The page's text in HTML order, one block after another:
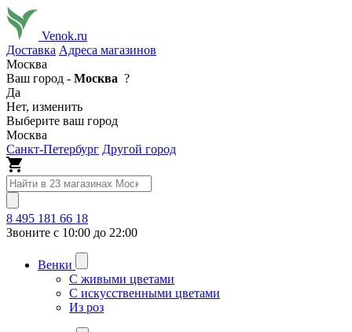
Venok.ru
Доставка Адреса магазинов
Москва
Ваш город - Москва ?
Да
Нет, изменить
Выберите ваш город
Москва
Санкт-Петербург Другой город
8 495 181 66 18
Звоните с 10:00 до 22:00
Венки
С живыми цветами
С искусственными цветами
Из роз